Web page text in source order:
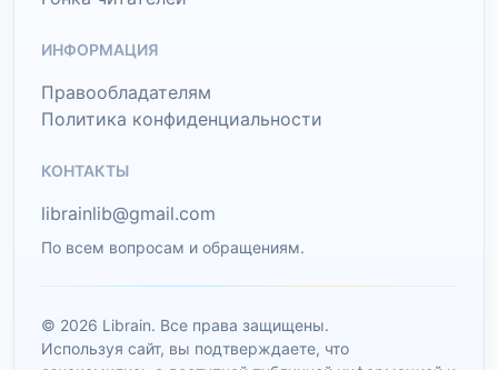
ИНФОРМАЦИЯ
Правообладателям
Политика конфиденциальности
КОНТАКТЫ
librainlib@gmail.com
По всем вопросам и обращениям.
© 2026 Librain. Все права защищены.
Используя сайт, вы подтверждаете, что